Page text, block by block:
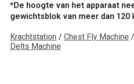
*De hoogte van het apparaat
gewichtsblok van meer dan 120
Krachtstation / Chest Fly Machine /
Delts Machine